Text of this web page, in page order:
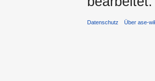
Datenschutz Über ase-